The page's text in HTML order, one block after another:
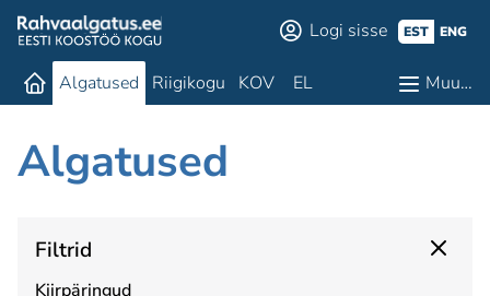
Logi sisse EST ENG
Algatused Riigikogu KOV EL Muu…
Algatused
Filtrid
Kiirpäringud